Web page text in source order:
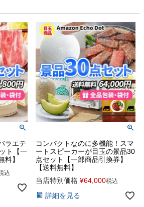
ラエテ
ト【一
料】
込
コンパクトなのに多機能！スマ
ートスピーカーが目玉の景品30
点セット【一部商品引換券】
【送料無料】
当店特別価格 ¥64,000税込
詳細を見る